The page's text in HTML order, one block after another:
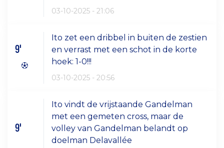
03-10-2025 - 21:06
9'
Ito zet een dribbel in buiten de zestien
en verrast met een schot in de korte
hoek: 1-0!!!
03-10-2025 - 20:56
9'
Ito vindt de vrijstaande Gandelman
met een gemeten cross, maar de
volley van Gandelman belandt op
doelman Delavallée